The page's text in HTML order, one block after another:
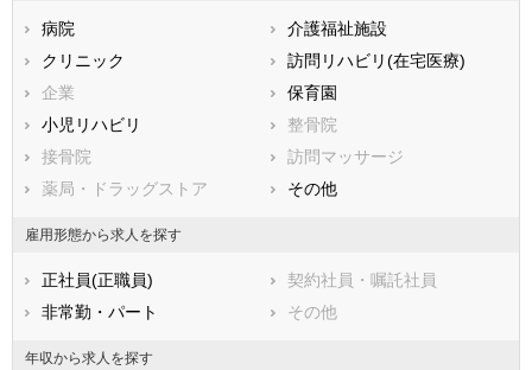
香川県
高知県
福岡県
長崎県
熊本県
鹿児島県
病院
介護福祉施設
クリニック
訪問リハビリ(在宅医療)
企業
保育園
小児リハビリ
整骨院
接骨院
訪問マッサージ
薬局・ドラッグストア
その他
雇用形態から求人を探す
正社員(正職員)
契約社員・嘱託社員
非常勤・パート
その他
年収から求人を探す